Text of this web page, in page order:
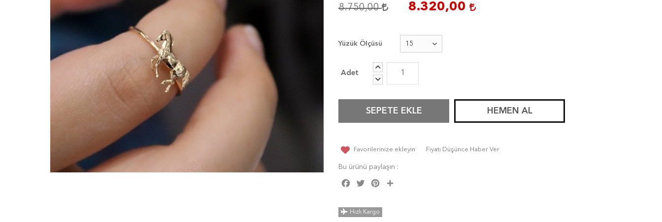
8.750,00 8.320,00
Yüzük Ölçüsü
SEPETE EKLE HEMEN AL
Favorilerinize ekleyin Fiyatı Düşünce Haber Ver
Bu ürünü paylaşın :
Facebook
Twitter Pinterest
Hızlı Kargo